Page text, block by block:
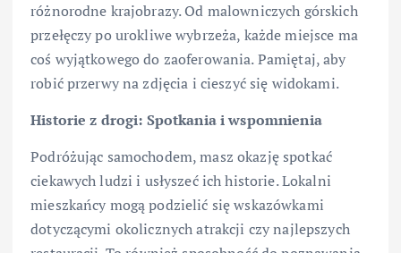
różnorodne krajobrazy. Od malowniczych górskich
przełęczy po urokliwe wybrzeża, każde miejsce ma
coś wyjątkowego do zaoferowania. Pamiętaj, aby
robić przerwy na zdjęcia i cieszyć się widokami.
Historie z drogi: Spotkania i wspomnienia
Podróżując samochodem, masz okazję spotkać
ciekawych ludzi i usłyszeć ich historie. Lokalni
mieszkańcy mogą podzielić się wskazówkami
dotyczącymi okolicznych atrakcji czy najlepszych